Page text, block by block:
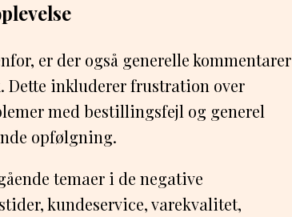
er der også generelle kommentarer
Dette inkluderer frustration over
med bestillingsfejl og generel
opfølgning.
temaer i de negative
kundeservice, varekvalitet,